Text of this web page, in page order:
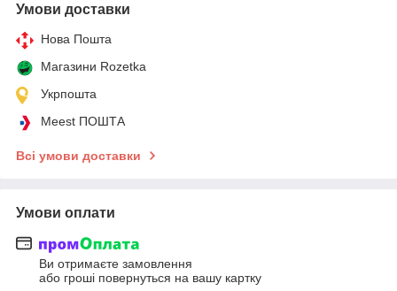
Умови доставки
Нова Пошта
Магазини Rozetka
Укрпошта
Meest ПОШТА
Всі умови доставки
Умови оплати
Ви отримаєте замовлення
або гроші повернуться на вашу картку